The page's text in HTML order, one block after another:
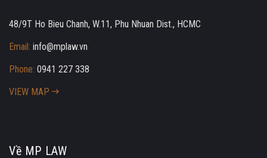
48/9T Ho Bieu Chanh, W.11, Phu Nhuan Dist., HCMC
Email: info@mplaw.vn
Phone: 0941 227 338
VIEW MAP
Về MP LAW